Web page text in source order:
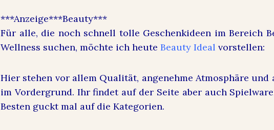
***Anzeige***Beauty***
Für alle, die noch schnell tolle Geschenkideen im Bereich
Wellness suchen, möchte ich heute Beauty Ideal vorstellen:
Hier stehen vor allem Qualität, angenehme Atmosphäre
im Vordergrund. Ihr findet auf der Seite aber auch
Besten guckt mal auf die Kategorien.